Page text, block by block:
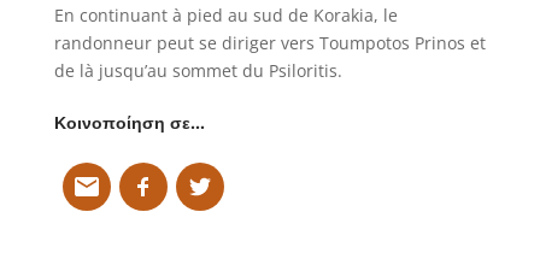
En continuant à pied au sud de Korakia, le
randonneur peut se diriger vers Toumpotos Prinos et
de là jusqu’au sommet du Psiloritis.
Κοινοποίηση σε…